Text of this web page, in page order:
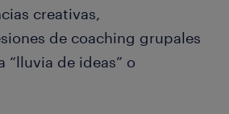
creativas,
de coaching grupales
“lluvia de ideas” o